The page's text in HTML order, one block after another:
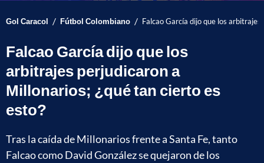
Gol Caracol / Fútbol Colombiano / Falcao García dijo que los
Falcao García dijo que los
arbitrajes perjudicaron a
Millonarios; ¿qué tan cierto es
esto?
Tras la caída de Millonarios frente a Santa Fe, tanto
Falcao como David González se quejaron de los